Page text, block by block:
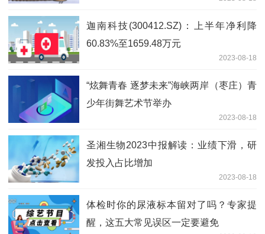
迦南科技(300412.SZ)：上半年净利降
60.83%至1659.48万元
2023-08-18
“炫舞青春 逐梦未来”海峡两岸（枣庄）青
少年街舞艺术节举办
2023-08-18
圣湘生物2023中报解读：业绩下滑，研
发投入占比增加
2023-08-18
体检时你的尿液标本留对了吗？专家提
醒，这五大常见误区一定要避免